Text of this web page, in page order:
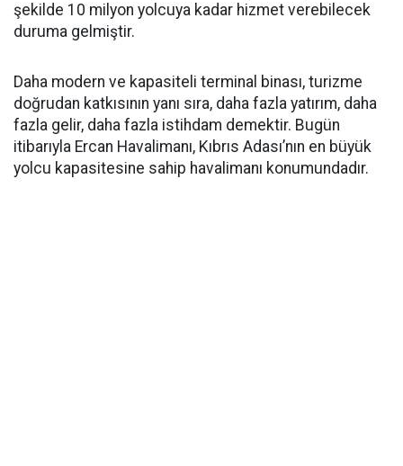
şekilde 10 milyon yolcuya kadar hizmet verebilecek
duruma gelmiştir.
Daha modern ve kapasiteli terminal binası, turizme
doğrudan katkısının yanı sıra, daha fazla yatırım, daha
fazla gelir, daha fazla istihdam demektir. Bugün
itibarıyla Ercan Havalimanı, Kıbrıs Adası’nın en büyük
yolcu kapasitesine sahip havalimanı konumundadır.